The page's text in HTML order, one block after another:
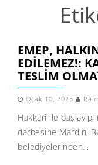
EMEP,
EDILEMEZ!:
TESLIM
Ocak 10, 2025
Hakkâri ile
darbesine Mardin,
belediyelerinden...